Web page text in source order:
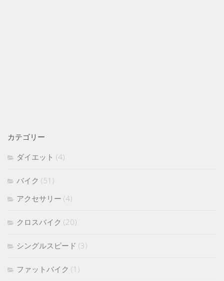
カテゴリー
ダイエット (4)
バイク (51)
アクセサリー (4)
クロスバイク (20)
シングルスピード (3)
ファットバイク (1)